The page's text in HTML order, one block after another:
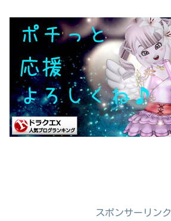
スポンサーリンク